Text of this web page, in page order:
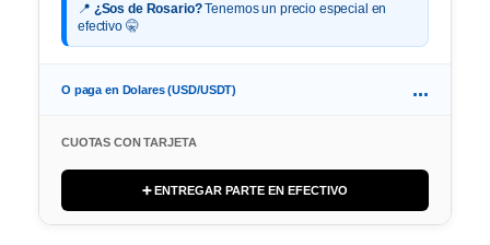
📍 ¿Sos de Rosario?Tenemos un precio especial en
efectivo 🤫
O paga en Dolares (USD/USDT) ...
CUOTAS CON TARJETA
➕ ENTREGAR PARTE EN EFECTIVO